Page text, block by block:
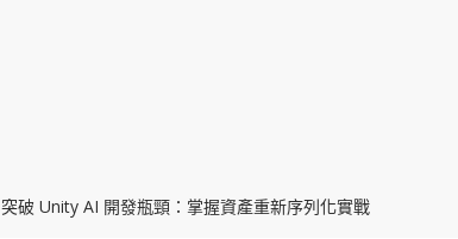
突破 Unity AI 開發瓶頸：掌握資產重新序列化實戰